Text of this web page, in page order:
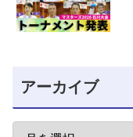
アーカイブ